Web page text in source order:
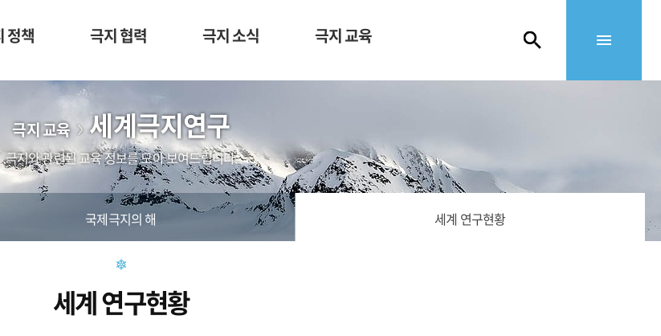
정책 극지 협력 극지 소식 극지 교육
극지 교육 세계극지연구
극지와 관련된 교육 정보를 모아 보여드립니다.
국제극지의 해 세계 연구현황
세계 연구현황